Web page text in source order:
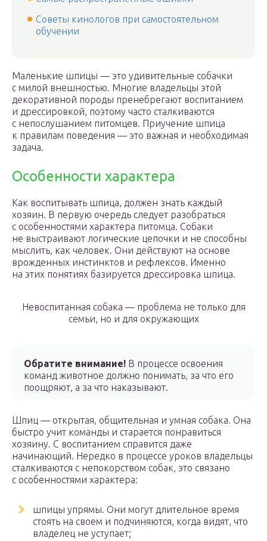
Советы кинологов при самостоятельном
обучении
Маленькие шпицы — это удивительные собачки
с милой внешностью. Многие владельцы этой
декоративной породы пренебрегают воспитанием
и дрессировкой, поэтому часто сталкиваются
с непослушанием питомцев. Приучение шпица
к правилам поведения — это важная и необходимая
задача.
Особенности характера
Как воспитывать шпица, должен знать каждый
хозяин. В первую очередь следует разобраться
с особенностями характера питомца. Собаки
не выстраивают логические цепочки и не способны
мыслить, как человек. Они действуют на основе
врожденных инстинктов и рефлексов. Именно
на этих понятиях базируется дрессировка шпица.
Невоспитанная собака — проблема не только для
семьи, но и для окружающих
Обратите внимание! В процессе освоения
команд животное должно понимать, за что его
поощряют, а за что наказывают.
Шпиц — открытая, общительная и умная собака. Она
быстро учит команды и старается понравиться
хозяину. С воспитанием справится даже
начинающий. Нередко в процессе уроков владельцы
сталкиваются с непокорством собак, это связано
с особенностями характера:
шпицы упрямы. Они могут длительное время
стоять на своем и подчиняются, когда видят, что
владелец не уступает;